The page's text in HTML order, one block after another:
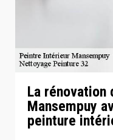
La rénovation
Mansempuy
peinture